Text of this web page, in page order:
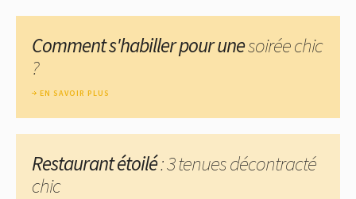
Comment s'habiller pour unesoirée chic
?
EN SAVOIR PLUS
Restaurant étoilé: 3 tenues décontracté
chic